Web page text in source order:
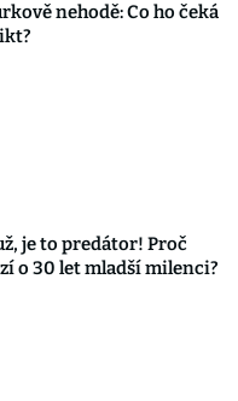
nehodě: Co ho čeká
je to predátor! Proč
o 30 let mladší milenci?